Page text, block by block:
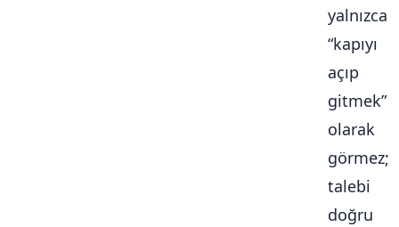
yalnızca
“kapıyı
açıp
gitmek”
olarak
görmez;
talebi
doğru